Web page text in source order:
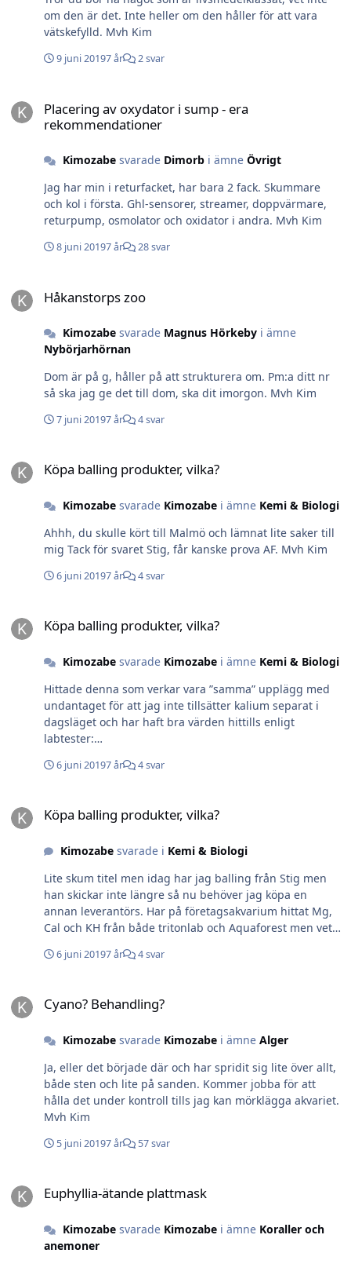
om den är det. Inte heller om den håller för att vara
vätskefylld. Mvh Kim
9 juni 20197 år 2 svar
Placering av oxydator i sump - era
rekommendationer
Kimozabesvarade Dimorbi ämne Övrigt
Jag har min i returfacket, har bara 2 fack. Skummare
och kol i första. Ghl-sensorer, streamer, doppvärmare,
returpump, osmolator och oxidator i andra. Mvh Kim
8 juni 20197 år 28 svar
Håkanstorps zoo
Kimozabesvarade Magnus Hörkebyi ämne
Nybörjarhörnan
Dom är på g, håller på att strukturera om. Pm:a ditt nr
så ska jag ge det till dom, ska dit imorgon. Mvh Kim
7 juni 20197 år 4 svar
Köpa balling produkter, vilka?
Kimozabesvarade Kimozabei ämne Kemi & Biologi
Ahhh, du skulle kört till Malmö och lämnat lite saker till
mig Tack för svaret Stig, får kanske prova AF. Mvh Kim
6 juni 20197 år 4 svar
Köpa balling produkter, vilka?
Kimozabesvarade Kimozabei ämne Kemi & Biologi
Hittade denna som verkar vara ”samma” upplägg med
undantaget för att jag inte tillsätter kalium separat i
dagsläget och har haft bra värden hittills enligt
labtester:
Mvh Kim
6 juni 20197 år 4 svar
Köpa balling produkter, vilka?
Kimozabesvarade i Kemi & Biologi
Lite skum titel men idag har jag balling från Stig men
han skickar inte längre så nu behöver jag köpa en
annan leverantörs. Har på företagsakvarium hittat Mg,
Cal och KH från både tritonlab och Aquaforest men vet
tidigare och lika lättlösta. Även mineralsalt från
och tungmetaller. Jod är det mest akuta då jag bara har
6 juni 20197 år 4 svar
Cyano? Behandling?
Kimozabesvarade Kimozabei ämne Alger
Ja, eller det började där och har spridit sig lite över allt,
både sten och lite på sanden. Kommer jobba för att
hålla det under kontroll tills jag kan mörklägga akvariet.
Mvh Kim
5 juni 20197 år 57 svar
Euphyllia-ätande plattmask
Kimozabesvarade Kimozabei ämne Koraller och
anemoner